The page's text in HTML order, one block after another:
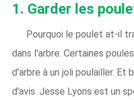
1. Garder les
Pourquoi le poulet at-il
dans l'arbre. Certaines
d'arbre à un joli poulailler. Et
d'avis. Jesse Lyons est un